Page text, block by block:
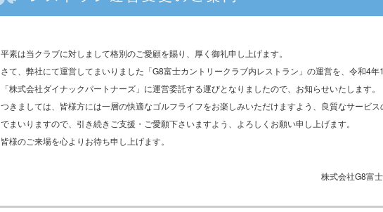
平素は当クラブに対しまして格別のご愛顧を賜り、厚く御礼申し上げます。
さて、弊社にて運営してまいりました「G8富士カントリークラブ内レストラン」の運営を、令和4
「株式会社ダイナックパートナーズ」に運営委託する運びとなりましたので、お知らせいたします。
つきましては、皆様方には一層の快適なゴルフライフをお楽しみいただけますよう、良質なサービ
でまいりますので、引き続きご支援・ご愛願下さいますよう、よろしくお願い申し上げます。
皆様のご来場を心よりお待ち申し上げます。
株式会社G8富